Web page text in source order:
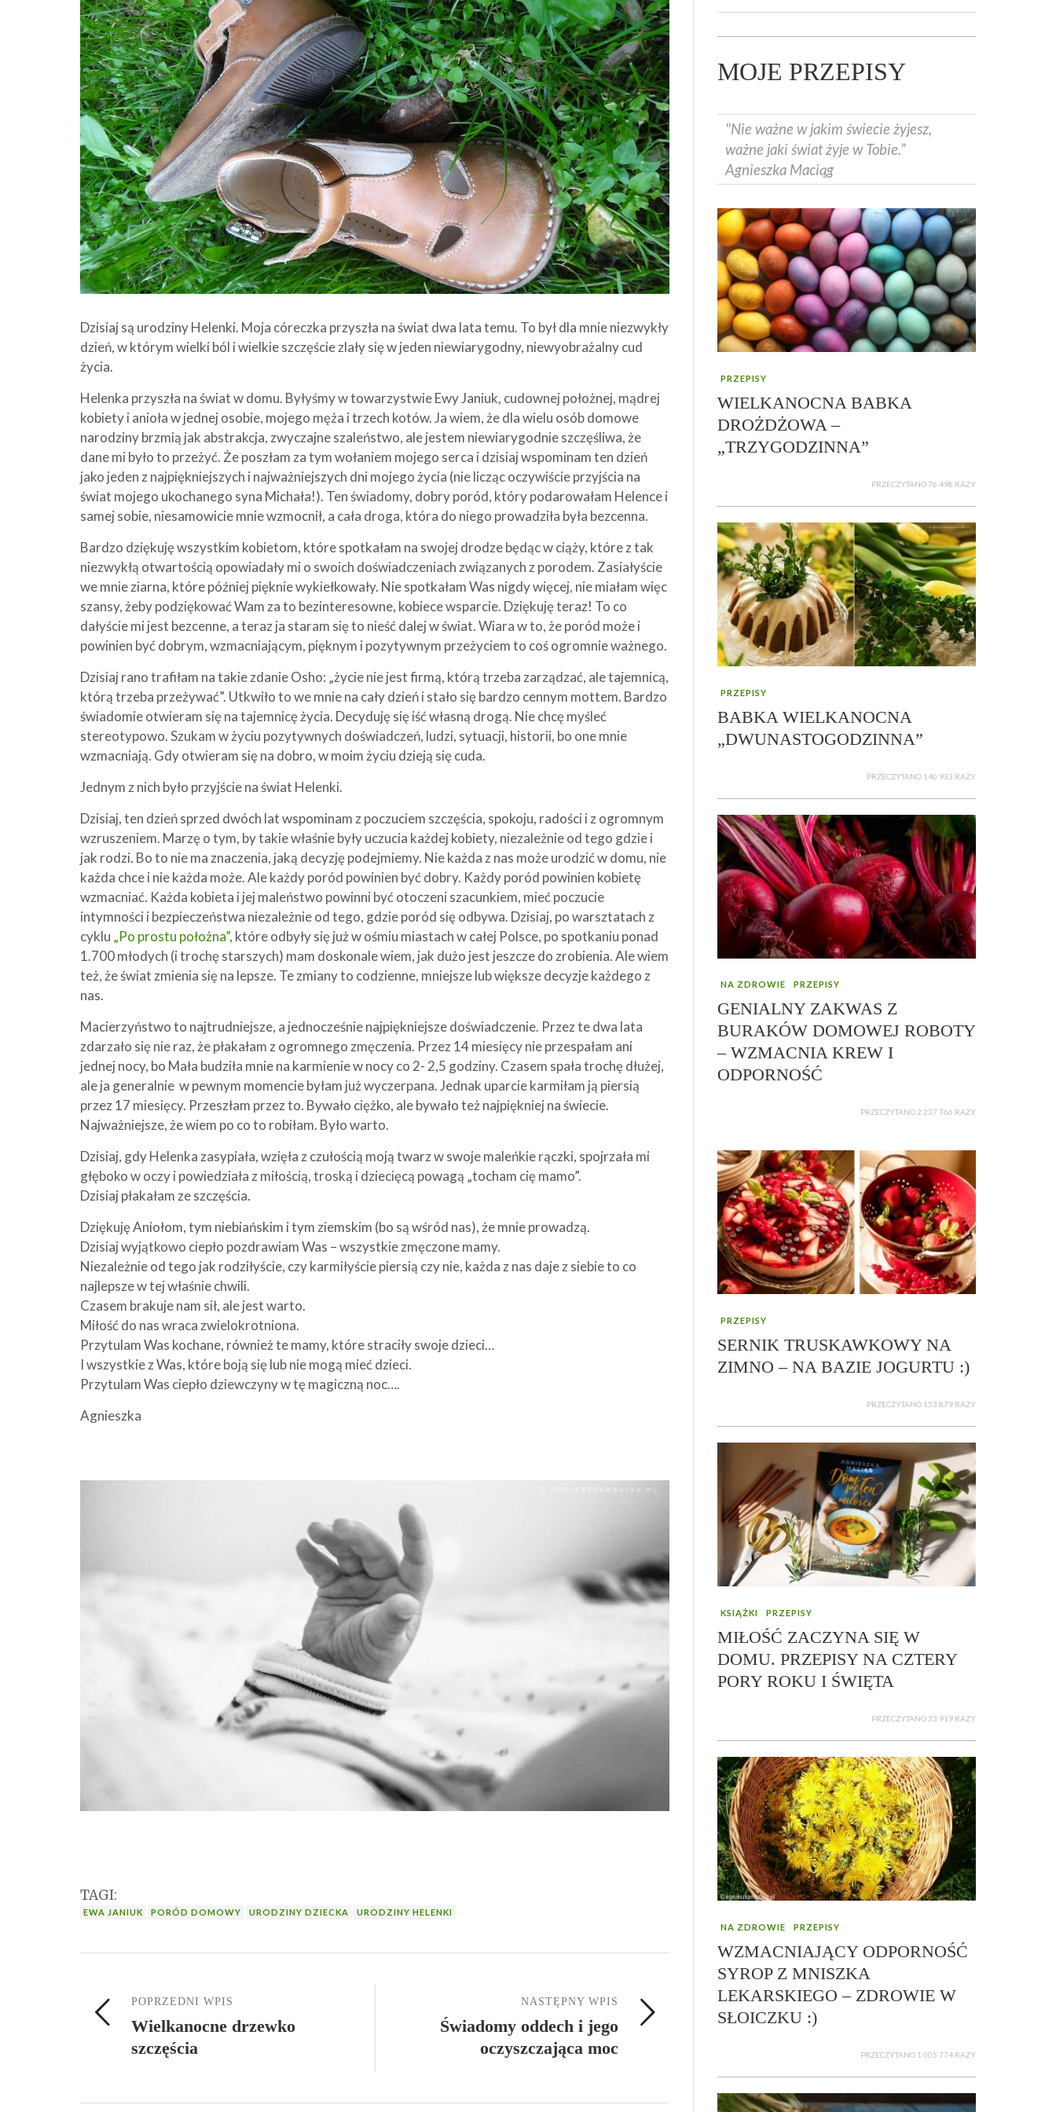
Dzisiaj są urodziny Helenki. Moja córeczka przyszła na świat dwa lata temu. To był dla mnie niezwykły
dzień, w którym wielki ból i wielkie szczęście zlały się w jeden niewiarygodny, niewyobrażalny cud
życia.
Helenka przyszła na świat w domu. Byłyśmy w towarzystwie Ewy Janiuk, cudownej położnej, mądrej
kobiety i anioła w jednej osobie, mojego męża i trzech kotów. Ja wiem, że dla wielu osób domowe
narodziny brzmią jak abstrakcja, zwyczajne szaleństwo, ale jestem niewiarygodnie szczęśliwa, że
dane mi było to przeżyć. Że poszłam za tym wołaniem mojego serca i dzisiaj wspominam ten dzień
jako jeden z najpiękniejszych i najważniejszych dni mojego życia (nie licząc oczywiście przyjścia na
świat mojego ukochanego syna Michała!). Ten świadomy, dobry poród, który podarowałam Helence i
samej sobie, niesamowicie mnie wzmocnił, a cała droga, która do niego prowadziła była bezcenna.
Bardzo dziękuję wszystkim kobietom, które spotkałam na swojej drodze będąc w ciąży, które z tak
niezwykłą otwartością opowiadały mi o swoich doświadczeniach związanych z porodem. Zasiałyście
we mnie ziarna, które później pięknie wykiełkowały. Nie spotkałam Was nigdy więcej, nie miałam więc
szansy, żeby podziękować Wam za to bezinteresowne, kobiece wsparcie. Dziękuję teraz! To co
dałyście mi jest bezcenne, a teraz ja staram się to nieść dalej w świat. Wiara w to, że poród może i
powinien być dobrym, wzmacniającym, pięknym i pozytywnym przeżyciem to coś ogromnie ważnego.
Dzisiaj rano trafiłam na takie zdanie Osho: „życie nie jest firmą, którą trzeba zarządzać, ale tajemnicą,
którą trzeba przeżywać”. Utkwiło to we mnie na cały dzień i stało się bardzo cennym mottem. Bardzo
świadomie otwieram się na tajemnicę życia. Decyduję się iść własną drogą. Nie chcę myśleć
stereotypowo. Szukam w życiu pozytywnych doświadczeń, ludzi, sytuacji, historii, bo one mnie
wzmacniają. Gdy otwieram się na dobro, w moim życiu dzieją się cuda.
Jednym z nich było przyjście na świat Helenki.
Dzisiaj, ten dzień sprzed dwóch lat wspominam z poczuciem szczęścia, spokoju, radości i z ogromnym
wzruszeniem. Marzę o tym, by takie właśnie były uczucia każdej kobiety, niezależnie od tego gdzie i
jak rodzi. Bo to nie ma znaczenia, jaką decyzję podejmiemy. Nie każda z nas może urodzić w domu, nie
każda chce i nie każda może. Ale każdy poród powinien być dobry. Każdy poród powinien kobietę
wzmacniać. Każda kobieta i jej maleństwo powinni być otoczeni szacunkiem, mieć poczucie
intymności i bezpieczeństwa niezależnie od tego, gdzie poród się odbywa. Dzisiaj, po warsztatach z
cyklu „Po prostu położna”, które odbyły się już w ośmiu miastach w całej Polsce, po spotkaniu ponad
1.700 młodych (i trochę starszych) mam doskonale wiem, jak dużo jest jeszcze do zrobienia. Ale wiem
też, że świat zmienia się na lepsze. Te zmiany to codzienne, mniejsze lub większe decyzje każdego z
nas.
Macierzyństwo to najtrudniejsze, a jednocześnie najpiękniejsze doświadczenie. Przez te dwa lata
zdarzało się nie raz, że płakałam z ogromnego zmęczenia. Przez 14 miesięcy nie przespałam ani
jednej nocy, bo Mała budziła mnie na karmienie w nocy co 2- 2,5 godziny. Czasem spała trochę dłużej,
ale ja generalnie w pewnym momencie byłam już wyczerpana. Jednak uparcie karmiłam ją piersią
przez 17 miesięcy. Przeszłam przez to. Bywało ciężko, ale bywało też najpiękniej na świecie.
Najważniejsze, że wiem po co to robiłam. Było warto.
Dzisiaj, gdy Helenka zasypiała, wzięła z czułością moją twarz w swoje maleńkie rączki, spojrzała mi
głęboko w oczy i powiedziała z miłością, troską i dziecięcą powagą „tocham cię mamo”.
Dzisiaj płakałam ze szczęścia.
Dziękuję Aniołom, tym niebiańskim i tym ziemskim (bo są wśród nas), że mnie prowadzą.
Dzisiaj wyjątkowo ciepło pozdrawiam Was – wszystkie zmęczone mamy.
Niezależnie od tego jak rodziłyście, czy karmiłyście piersią czy nie, każda z nas daje z siebie to co
najlepsze w tej właśnie chwili.
Czasem brakuje nam sił, ale jest warto.
Miłość do nas wraca zwielokrotniona.
Przytulam Was kochane, również te mamy, które straciły swoje dzieci…
I wszystkie z Was, które boją się lub nie mogą mieć dzieci.
Przytulam Was ciepło dziewczyny w tę magiczną noc….
Agnieszka
TAGI:
EWA JANIUK PORÓD DOMOWY URODZINY DZIECKA URODZINY HELENKI
NASTĘPNY WPIS
Świadomy oddech i jego
oczyszczająca moc
POPRZEDNI WPIS
Wielkanocne drzewko
szczęścia
MOJE PRZEPISY
"Nie ważne w jakim świecie żyjesz,
ważne jaki świat żyje w Tobie.”
Agnieszka Maciąg
PRZEPISY
WIELKANOCNA BABKA
DROŻDŻOWA –
„TRZYGODZINNA”
PRZECZYTANO 76 498 RAZY
PRZEPISY
BABKA WIELKANOCNA
„DWUNASTOGODZINNA”
PRZECZYTANO 140 933 RAZY
NA ZDROWIE PRZEPISY
GENIALNY ZAKWAS Z
BURAKÓW DOMOWEJ ROBOTY
– WZMACNIA KREW I
ODPORNOŚĆ
PRZECZYTANO 2 237 766 RAZY
PRZEPISY
SERNIK TRUSKAWKOWY NA
ZIMNO – NA BAZIE JOGURTU :)
PRZECZYTANO 153 879 RAZY
KSIĄŻKI PRZEPISY
MIŁOŚĆ ZACZYNA SIĘ W
DOMU. PRZEPISY NA CZTERY
PORY ROKU I ŚWIĘTA
PRZECZYTANO 33 919 RAZY
NA ZDROWIE PRZEPISY
WZMACNIAJĄCY ODPORNOŚĆ
SYROP Z MNISZKA
LEKARSKIEGO – ZDROWIE W
SŁOICZKU :)
PRZECZYTANO 1 005 774 RAZY